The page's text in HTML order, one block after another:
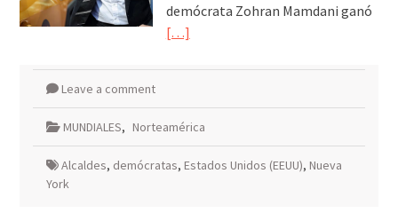
demócrata Zohran Mamdani ganó
[…]
Leave a comment
MUNDIALES, Norteamérica
Alcaldes, demócratas, Estados Unidos (EEUU), Nueva
York